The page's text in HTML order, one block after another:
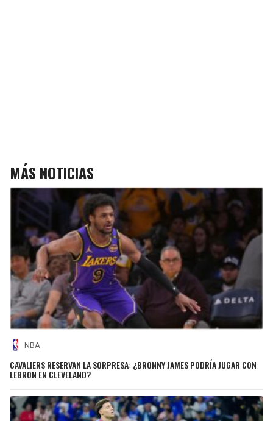
MÁS NOTICIAS
NBA
CAVALIERS RESERVAN LA SORPRESA: ¿BRONNY JAMES PODRÍA JUGAR CON
LEBRON EN CLEVELAND?